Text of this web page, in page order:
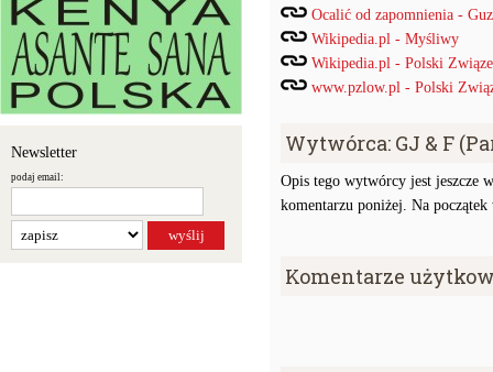
Newsletter
podaj email:
Ocalić od zapomnienia -
Wikipedia.pl - Myśliwy
Wikipedia.pl - Polski
www.pzlow.pl - Polski
Wytwórca: GJ & F
Opis tego wytwórcy jest jeszcze
komentarzu poniżej. Na
Komentarze